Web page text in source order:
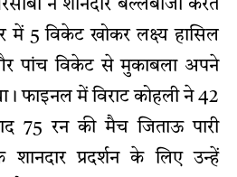
ने शानदार बल्लेबाजी करते
में 5 विकेट खोकर लक्ष्य हासिल
पांच विकेट से मुकाबला अपने
फाइनल में विराट कोहली ने 42
75 रन की मैच जिताऊ पारी
प्रदर्शन के लिए उन्हें